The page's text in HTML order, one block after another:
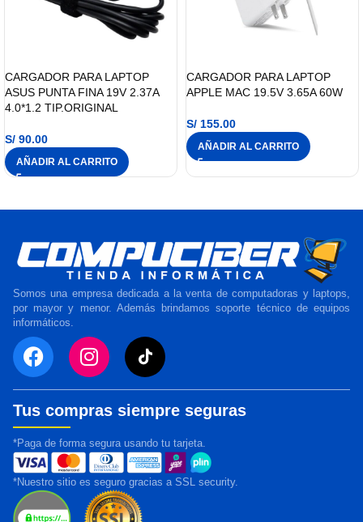
CARGADOR PARA LAPTOP
ASUS PUNTA FINA 19V 2.37A
4.0*1.2 TIP.ORIGINAL
S/ 90.00
AÑADIR AL CARRITO
CARGADOR PARA LAPTOP
APPLE MAC 19.5V 3.65A 60W
S/ 155.00
AÑADIR AL CARRITO
Somos una empresa dedicada a la venta de computadoras y laptops,
por mayor y menor. Además brindamos soporte técnico de equipos
informáticos.
Tus compras siempre seguras
*Paga de forma segura usando tu tarjeta.
*Nuestro sitio es seguro gracias a SSL security.